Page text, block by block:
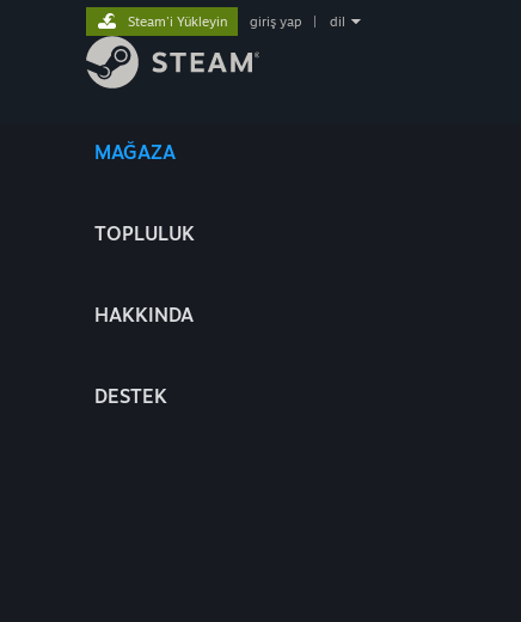
MAĞAZA
TOPLULUK
HAKKINDA
DESTEK
Steam'i Yükleyin giriş yap dil